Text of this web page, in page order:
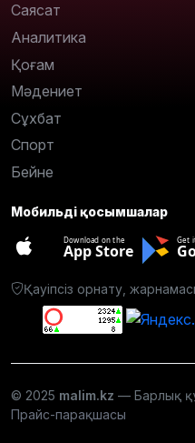
Саясат
Аналитика
Қоғам
Мәдениет
Сұхбат
Спорт
Бейне
Мобильді қосымшалар
Download on the
App Store
Get
Қауіпсіз орнату,
© 2025 malim.kz — Барлық
Прайс-парақшасы